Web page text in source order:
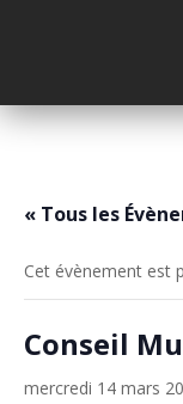
« Tous les
Cet évènement est
Conseil
mercredi 14 mars